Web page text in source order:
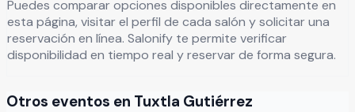
Puedes comparar opciones disponibles directamente en
esta página, visitar el perfil de cada salón y solicitar una
reservación en línea. Salonify te permite verificar
disponibilidad en tiempo real y reservar de forma segura.
Otros eventos en Tuxtla Gutiérrez